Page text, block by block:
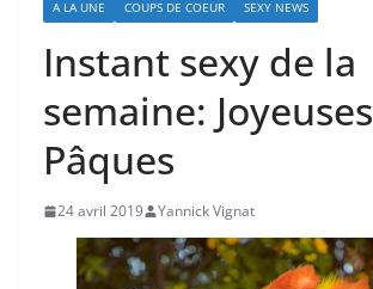
A LA UNE COUPS DE COEUR SEXY NEWS
Instant sexy de la
semaine: Joyeuses
Pâques
24 avril 2019 Yannick Vignat